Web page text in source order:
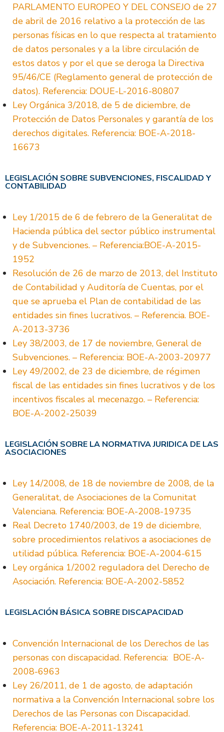
PARLAMENTO EUROPEO Y DEL CONSEJO de 27
de abril de 2016 relativo a la protección de las
personas físicas en lo que respecta al tratamiento
de datos personales y a la libre circulación de
estos datos y por el que se deroga la Directiva
95/46/CE (Reglamento general de protección de
datos). Referencia: DOUE-L-2016-80807
Ley Orgánica 3/2018, de 5 de diciembre, de
Protección de Datos Personales y garantía de los
derechos digitales. Referencia: BOE-A-2018-
16673
LEGISLACIÓN SOBRE SUBVENCIONES, FISCALIDAD Y
CONTABILIDAD
Ley 1/2015 de 6 de febrero de la Generalitat de
Hacienda pública del sector público instrumental
y de Subvenciones. – Referencia:BOE-A-2015-
1952
Resolución de 26 de marzo de 2013, del Instituto
de Contabilidad y Auditoría de Cuentas, por el
que se aprueba el Plan de contabilidad de las
entidades sin fines lucrativos. – Referencia. BOE-
A-2013-3736
Ley 38/2003, de 17 de noviembre, General de
Subvenciones. – Referencia: BOE-A-2003-20977
Ley 49/2002, de 23 de diciembre, de régimen
fiscal de las entidades sin fines lucrativos y de los
incentivos fiscales al mecenazgo. – Referencia:
BOE-A-2002-25039
LEGISLACIÓN SOBRE LA NORMATIVA JURIDICA DE LAS
ASOCIACIONES
Ley 14/2008, de 18 de noviembre de 2008, de la
Generalitat, de Asociaciones de la Comunitat
Valenciana. Referencia: BOE-A-2008-19735
Real Decreto 1740/2003, de 19 de diciembre,
sobre procedimientos relativos a asociaciones de
utilidad pública. Referencia: BOE-A-2004-615
Ley orgánica 1/2002 reguladora del Derecho de
Asociación. Referencia: BOE-A-2002-5852
LEGISLACIÓN BÁSICA SOBRE DISCAPACIDAD
Convención Internacional de los Derechos de las
personas con discapacidad. Referencia: BOE-A-
2008-6963
Ley 26/2011, de 1 de agosto, de adaptación
normativa a la Convención Internacional sobre los
Derechos de las Personas con Discapacidad.
Referencia: BOE-A-2011-13241